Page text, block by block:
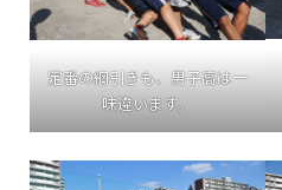
定番の綱引きも、男子高は一
味違います。